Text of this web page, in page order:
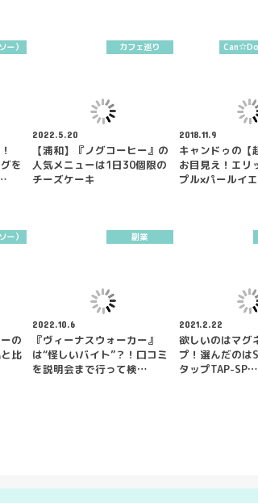
ー）
を
カフェ巡り
2022.5.20
【浦和】『ノグコーヒー』の
人気メニューは1日30個限の
チーズケーキ
Can☆Do
2018.11.9
キャンドゥの【
お目見え！エリ
プル×パールイ
ー）
の
比
副業
2022.10.6
『ヴィーナスウォーカー』
は“怪しいバイト”？！口コミ
を説明会まで行って検…
2021.2.22
欲しいのはマグ
プ！選んだのは
タップTAP-SP…